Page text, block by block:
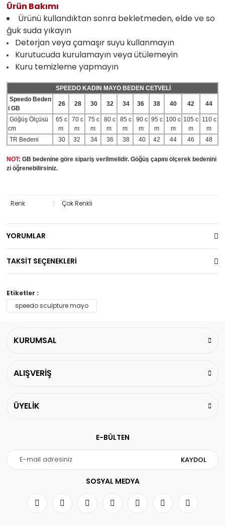
Ürün Bakımı
Ürünü kullandıktan sonra bekletmeden, elde ve so
ğuk suda yıkayın
Deterjan veya çamaşır suyu kullanmayın
Kurutucuda kurulamayın veya ütülemeyin
Kuru temizleme yapmayın
SPEEDO KADIN MAYO BEDEN CETVELİ
Speedo Beden
i GB
26 28 30 32 34 36 38 40 42 44
Göğüş Ölçüsü
cm
65 c
m
70 c
m
75 c
m
80 c
m
85 c
m
90 c
m
95 c
m
100 c
m
105 c
m
110 c
m
TR Bedeni
30 32 34 36 38 40 42 44 46 48
NOT: GB bedenine göre sipariş verilmelidir. Göğüş çapını ölçerek bedenini
zi öğrenebilirsiniz.
Renk : Çok Renkli
YORUMLAR
TAKSİT SEÇENEKLERİ
Etiketler :
speedo sculpture mayo
KURUMSAL
ALIŞVERİŞ
ÜYELİK
E-BÜLTEN
KAYDOL
SOSYAL MEDYA